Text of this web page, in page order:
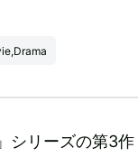
シリーズの第3作